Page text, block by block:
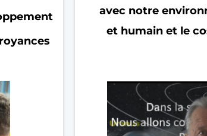
avec notre
et humain et le